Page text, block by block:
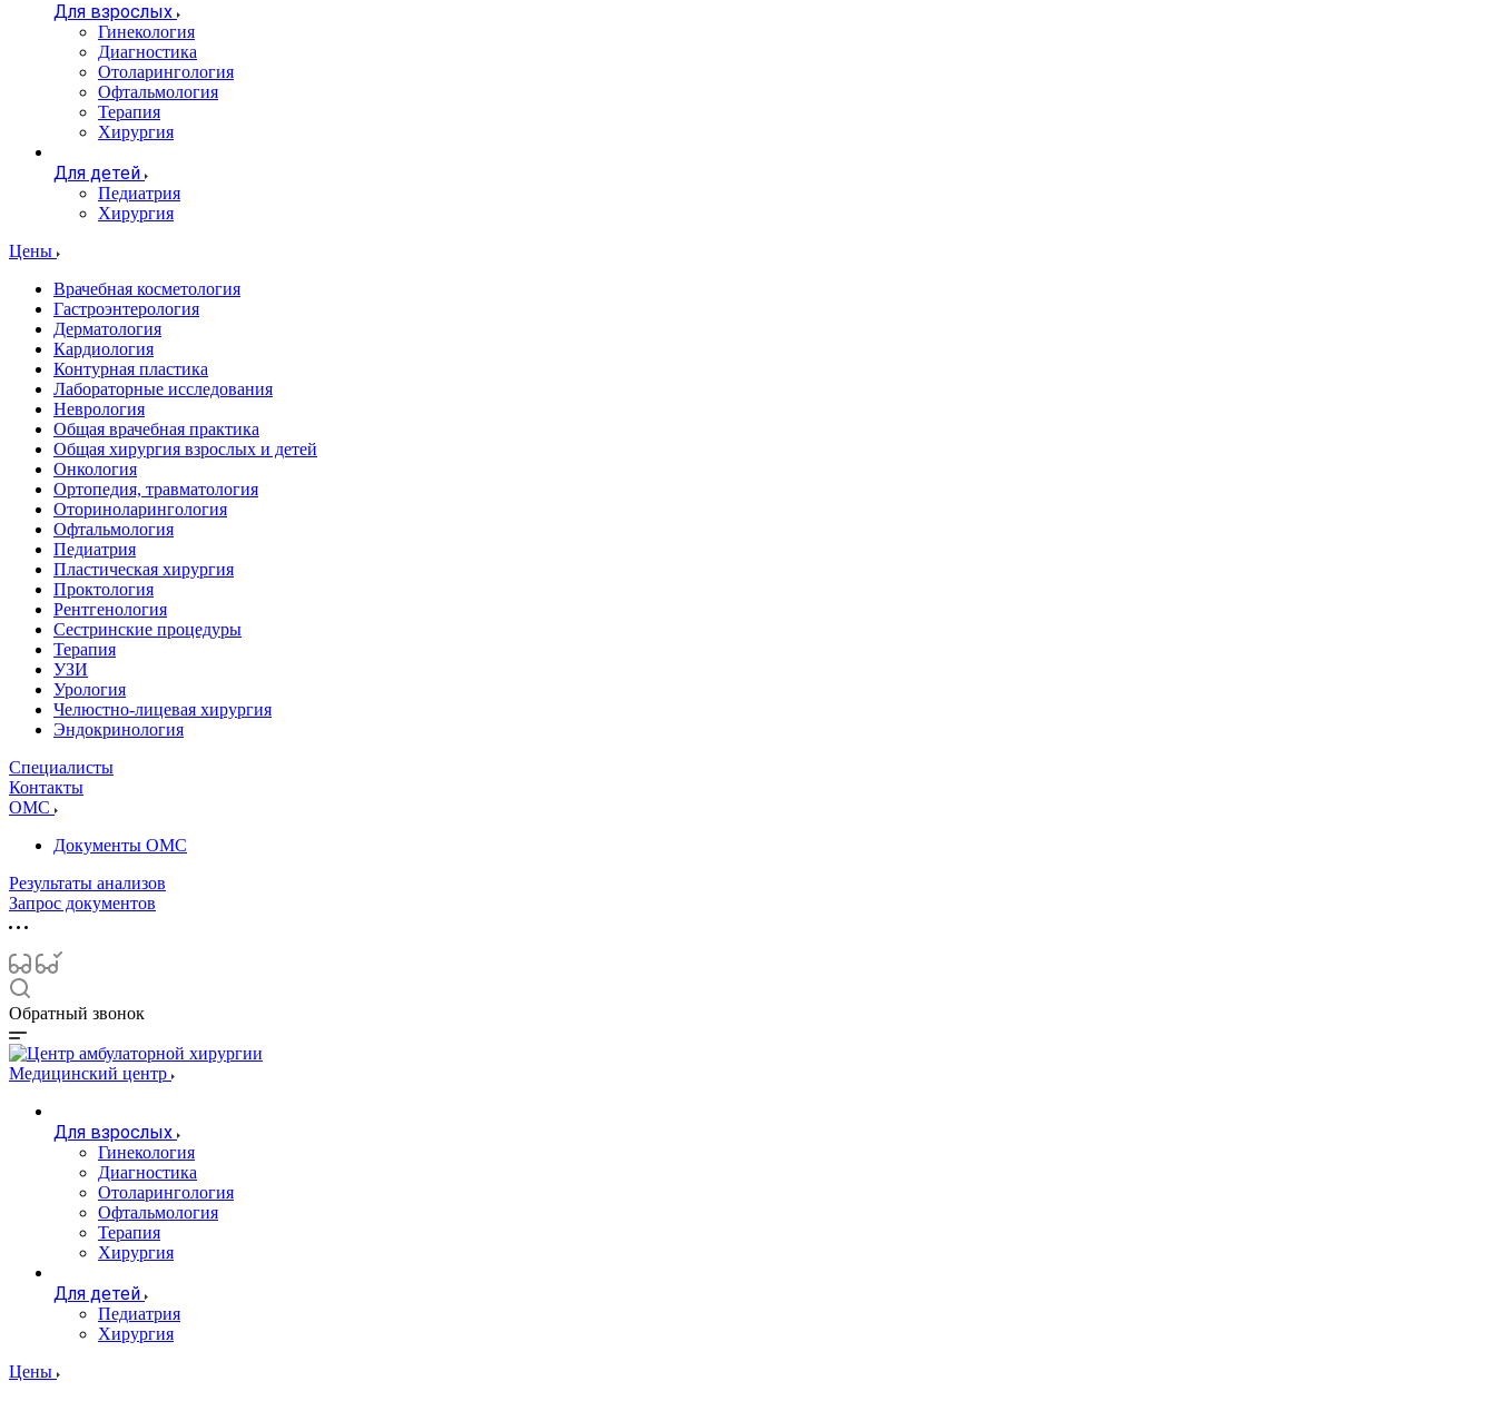
Для взрослых
Гинекология
Диагностика
Отоларингология
Офтальмология
Терапия
Хирургия
Для детей
Педиатрия
Хирургия
Цены
Врачебная косметология
Гастроэнтерология
Дерматология
Кардиология
Контурная пластика
Лабораторные исследования
Неврология
Общая врачебная практика
Общая хирургия взрослых и детей
Онкология
Ортопедия, травматология
Оториноларингология
Офтальмология
Педиатрия
Пластическая хирургия
Проктология
Рентгенология
Сестринские процедуры
Терапия
УЗИ
Урология
Челюстно-лицевая хирургия
Эндокринология
Специалисты
Контакты
ОМС
Документы ОМС
Результаты анализов
Запрос документов
Обратный звонок
Медицинский центр
Для взрослых
Гинекология
Диагностика
Отоларингология
Офтальмология
Терапия
Хирургия
Для детей
Педиатрия
Хирургия
Цены